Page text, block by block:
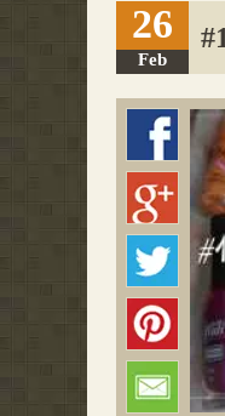
26
Feb